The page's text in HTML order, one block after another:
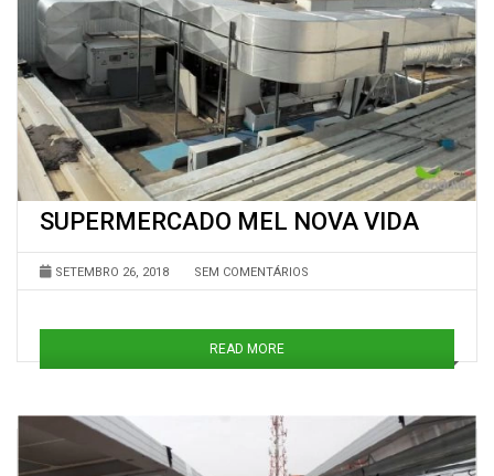
SUPERMERCADO MEL NOVA VIDA
SETEMBRO 26, 2018 SEM COMENTÁRIOS
READ MORE